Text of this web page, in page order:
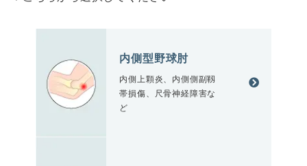
内側型野球肘
内側上顆炎、内側側副靱
帯損傷、尺骨神経障害な
ど